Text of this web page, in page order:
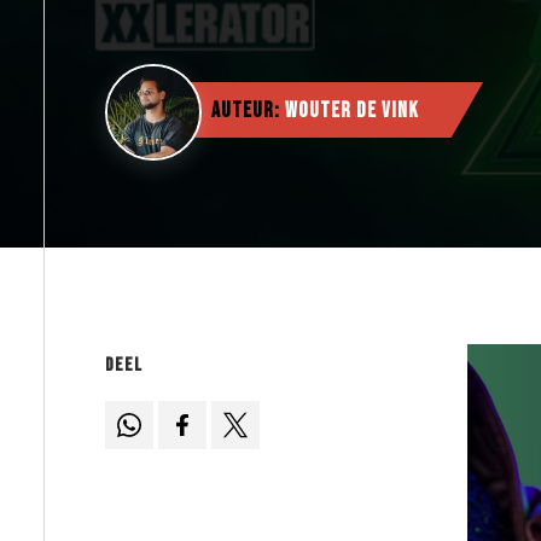
Auteur: Wouter de Vink
Deel